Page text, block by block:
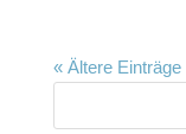
« Ältere Einträge